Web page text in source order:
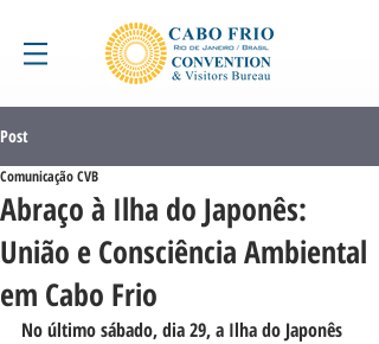
Post
Abraço à Ilha do Japonês:
União e Consciência Ambiental
em Cabo Frio
Comunicação CVB
No último sábado, dia 29, a Ilha do Japonês